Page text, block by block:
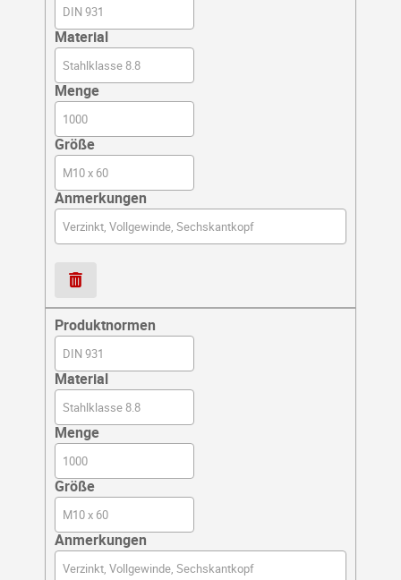
Material
Menge
Größe
Anmerkungen
Produktnormen
Material
Menge
Größe
Anmerkungen